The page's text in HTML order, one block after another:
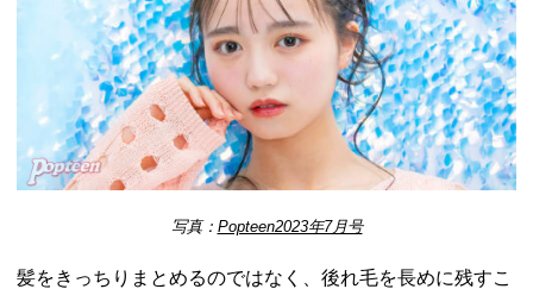
写真： Popteen2023年7月号
髪をきっちりまとめるのではなく、後れ毛を長めに残すこ